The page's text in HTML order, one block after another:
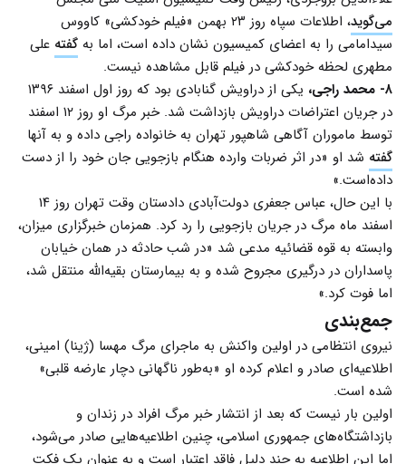
می‌گوید
، اطلاعات سپاه روز ۲۳ بهمن «فیلم خودکشی» کاووس
سیدامامی را به اعضای کمیسیون نشان داده است، اما به گفته علی
مطهری لحظه خودکشی در فیلم قابل مشاهده نیست.
۸- محمد راجی،
یکی از دراویش گنابادی بود که روز اول اسفند ۱۳۹۶
در جریان اعتراضات دراویش بازداشت شد. خبر مرگ او روز ۱۲ اسفند
توسط ماموران آگاهی شاهپور تهران به خانواده راجی داده و به آنها
گفته شد او «در اثر ضربات وارده هنگام بازجویی جان خود را از دست
داده‌است.»
با این حال، عباس جعفری دولت‌آبادی دادستان وقت تهران روز ۱۴
اسفند ماه مرگ در جریان بازجویی را رد کرد. همزمان خبرگزاری میزان،
وابسته به قوه قضائیه مدعی شد «در شب حادثه در همان خیابان
پاسداران در درگیری مجروح شده و به بیمارستان بقیه‌الله منتقل شد،
اما فوت کرد.»
جمع‌بندی
نیروی انتظامی در اولین واکنش به ماجرای مرگ مهسا (ژینا) امینی،
اطلاعیه‌ای صادر و اعلام کرده او «به‌طور ناگهانی دچار عارضه قلبی»
شده است.
اولین بار نیست که بعد از انتشار خبر مرگ افراد در زندان و
بازداشتگاه‌های جمهوری اسلامی، چنین اطلاعیه‌هایی صادر می‌شود،
اما این اطلاعیه به چند دلیل فاقد اعتبار است و به عنوان یک فکت